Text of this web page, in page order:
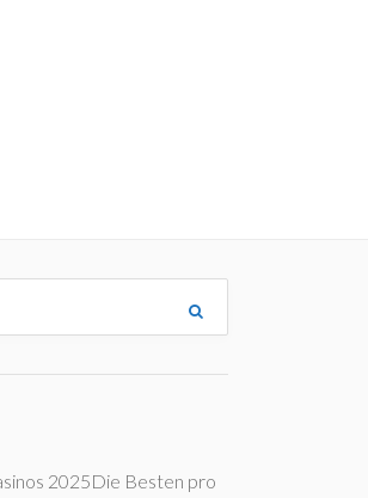
2025Die Besten pro